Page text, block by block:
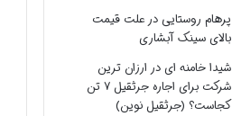
پرهام روستاییدرعلت قیمت
بالای سینک آبشاری
شیدا خامنه ایدر ارزان ترین
شرکت برای اجاره جرثقیل ۷ تن
کجاست؟ (جرثقیل نوین)